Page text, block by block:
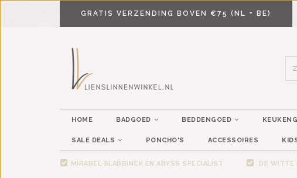
GRATIS VERZENDING BOVEN €75 (NL + BE)
HOME BADGOED BEDDENGOED
SALE DEALS PONCHO'S ACCESSOIRES
MIRABEL SLABBINCK EN ABYSS SPECIALIST DE WITTE